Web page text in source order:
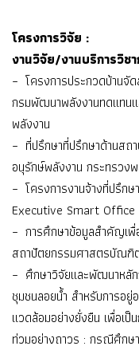
โครงการวิจัย :
งานวิจัย/งานบริการวิช
– โครงการประกวดบ้านจั
กรมพัฒนาพลังงานทดแทน
พลังงาน
– ที่ปรึกษาที่ปรึกษาด้านสถ
อนุรักษ์พลังงาน กระทรวง
– โครงการงานจ้างที่ปรึก
Executive Smart Office
– การศึกษาข้อมูลสำคัญเ
สถาปัตยกรรมศาสตรบัณฑิ
– ศึกษาวิจัยและพัฒนาหลัก
ชุมชนลอยน้ำ สำหรับการอ
แวดล้อมอย่างยั่งยืน เพื่อเป็
ท่วมอย่างถาวร : กรณีศึกษ